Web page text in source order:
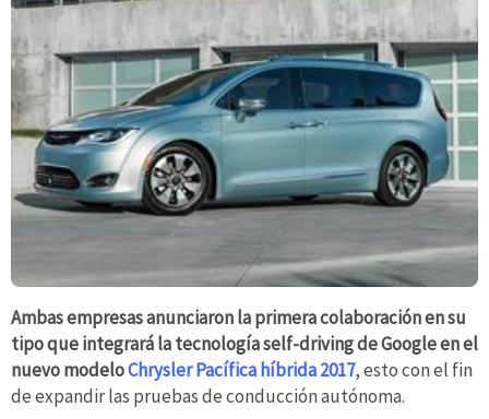
Ambas empresas anunciaron la primera colaboración en su
tipo que integrará la tecnología self-driving de Google en el
nuevo modeloChrysler Pacífica híbrida 2017, esto con el fin
de expandir las pruebas de conducción autónoma.